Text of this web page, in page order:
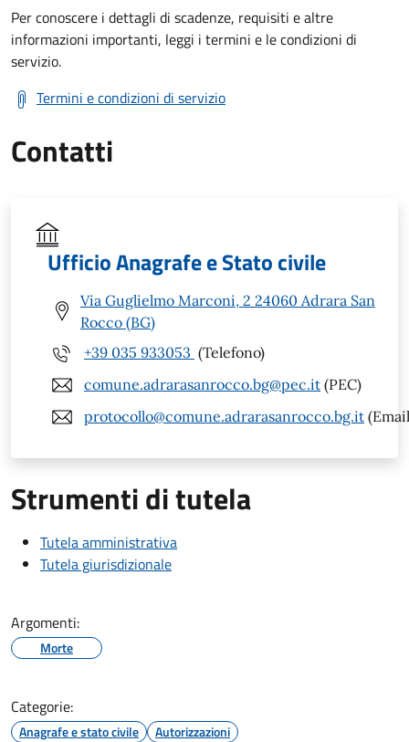
Per conoscere i dettagli di scadenze, requisiti e altre
informazioni importanti, leggi i termini e le condizioni di
servizio.
Termini e condizioni di servizio
Contatti
Ufficio Anagrafe e Stato civile
Via Guglielmo Marconi, 2 24060 Adrara San
Rocco (BG)
+39 035 933053 (Telefono)
comune.adrarasanrocco.bg@pec.it (PEC)
protocollo@comune.adrarasanrocco.bg.it
Strumenti di tutela
Tutela amministrativa
Tutela giurisdizionale
Argomenti:
Morte
Categorie:
Anagrafe e stato civile Autorizzazioni